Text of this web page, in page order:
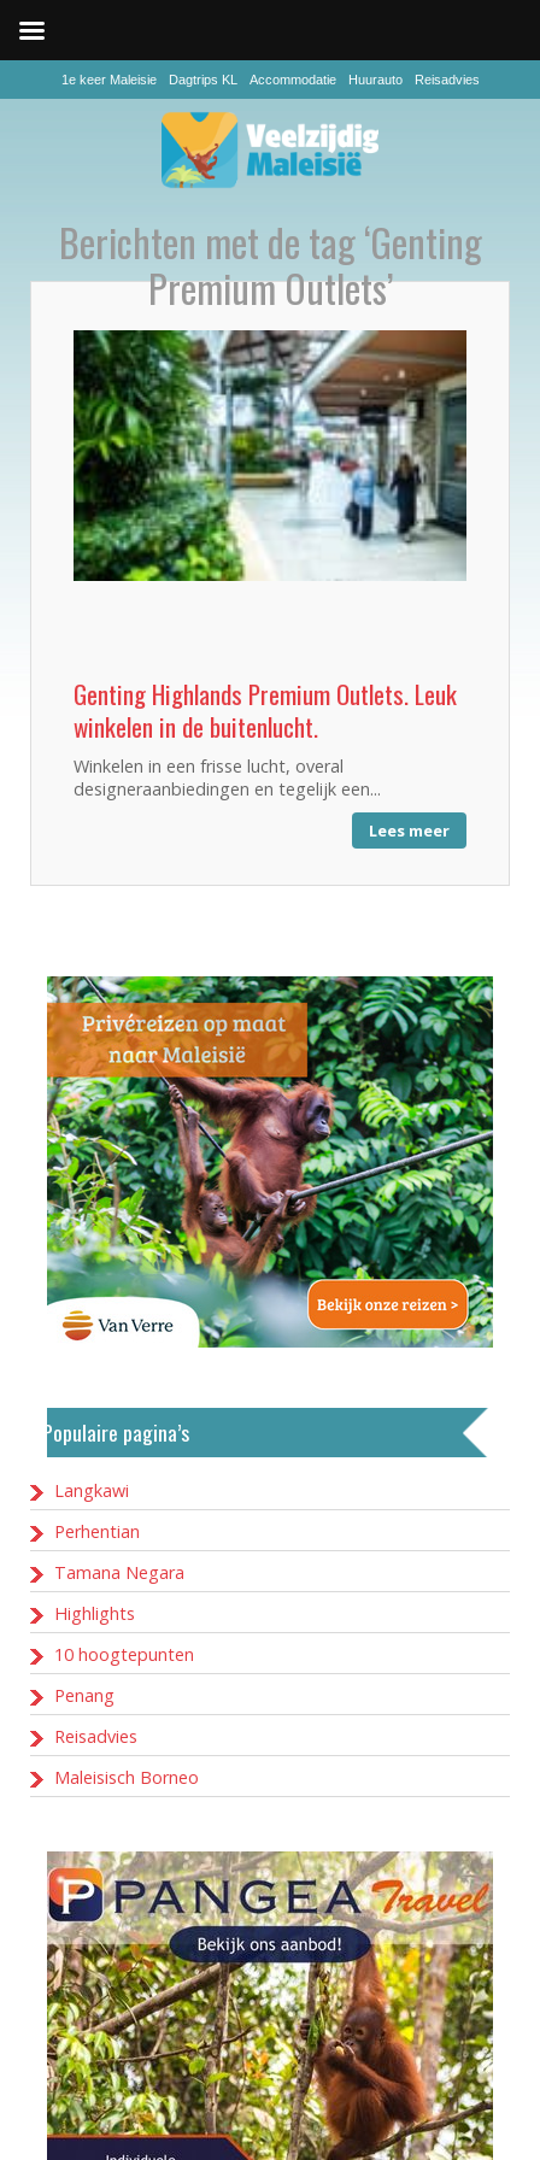
1e keer Maleisie Dagtrips KL Accommodatie Huurauto Reisadvies
Berichten met de tag ‘Genting
Premium Outlets’
Genting Highlands Premium Outlets. Leuk
winkelen in de buitenlucht.
Winkelen in een frisse lucht, overal
designeraanbiedingen en tegelijk een...
Lees meer
Populaire pagina’s
Langkawi
Perhentian
Tamana Negara
Highlights
10 hoogtepunten
Penang
Reisadvies
Maleisisch Borneo